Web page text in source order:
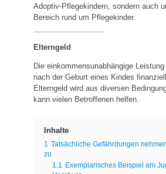
Adoptiv-Pflegekindern, sondern auch
Bereich rund um Pflegekinder.
Elterngeld
Die einkommensunabhängige Leistung
nach der Geburt eines Kindes
Elterngeld wird aus diversen
kann vielen Betroffenen helfen.
Inhalte
1 Tatsächliche Gefährdungen
zu
1.1 Exemplarisches Beispiel am